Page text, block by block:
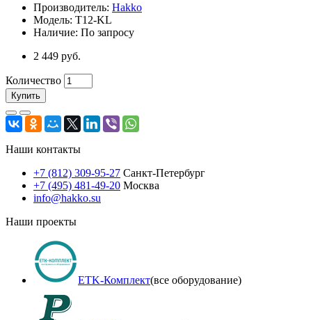
Производитель: Hakko
Модель: T12-KL
Наличие: По запросу
2 449 руб.
Количество
Купить
Наши контакты
+7 (812) 309-95-27 Санкт-Петербург
+7 (495) 481-49-20 Москва
info@hakko.su
Наши проекты
ETK-Комплект(все оборудование)